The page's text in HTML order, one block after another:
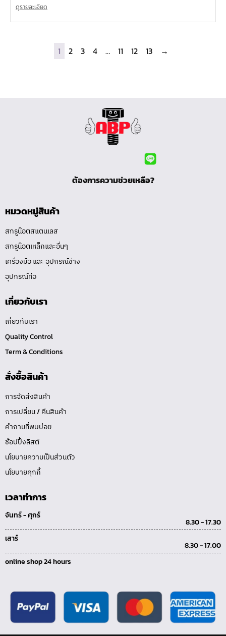
ดูรายละเอียด
1 2 3 4 … 11 12 13 →
ต้องการความช่วยเหลือ?
หมวดหมู่สินค้า
สกรูน๊อตสแตนเลส
สกรูน๊อตเหล็กและอื่นๆ
เครื่องมือ และ อุปกรณ์ช่าง
อุปกรณ์ท่อ
เกี่ยวกับเรา
เกี่ยวกับเรา
Quality Control
Term & Conditions
สั่งซื้อสินค้า
การจัดส่งสินค้า
การเปลี่ยน / คืนสินค้า
คำถามที่พบบ่อย
ช้อปปิ้งลิสต์
นโยบายความเป็นส่วนตัว
นโยบายคุกกี้
เวลาทำการ
จันทร์ - ศุกร์
8.30 - 17.30
เสาร์
8.30 - 17.00
online shop 24 hours